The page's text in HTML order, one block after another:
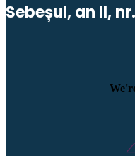
Sebeșul, an II,